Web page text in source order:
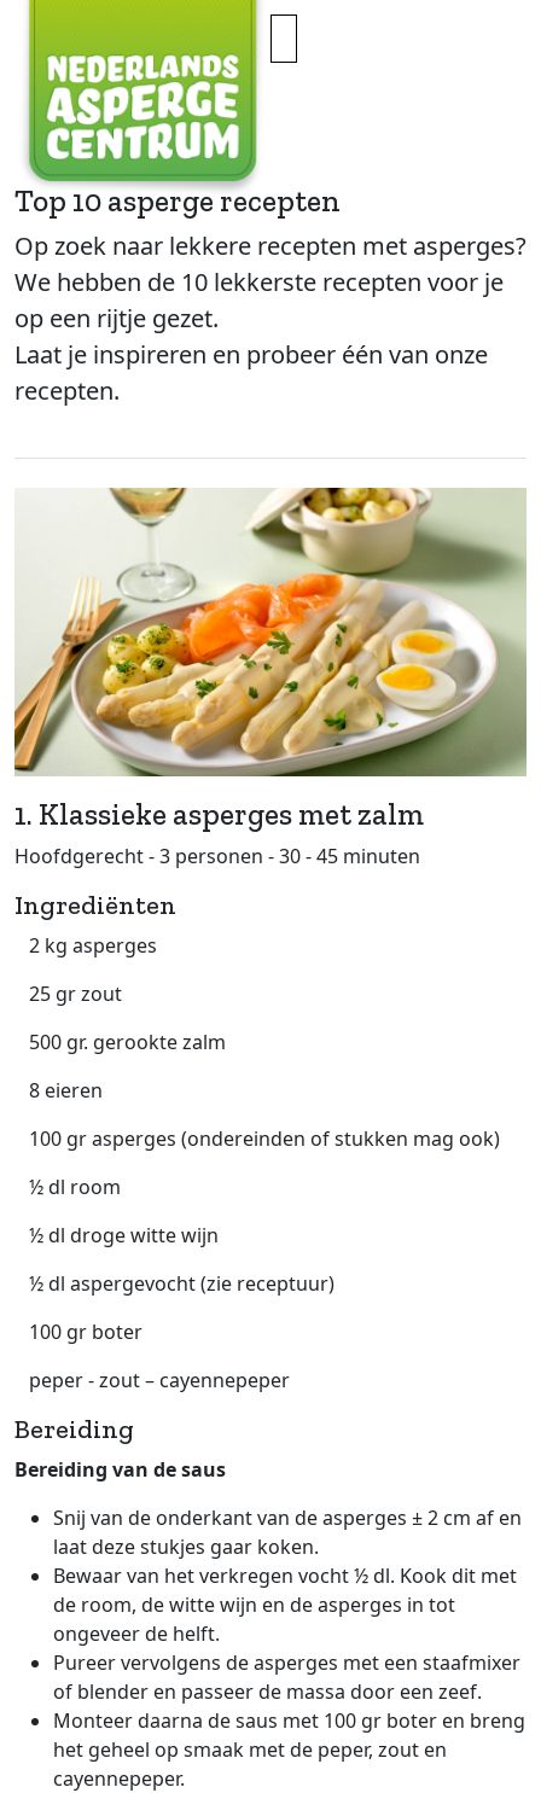
Top 10 asperge recepten
Op zoek naar lekkere recepten met asperges?
We hebben de 10 lekkerste recepten voor je
op een rijtje gezet.
Laat je inspireren en probeer één van onze
recepten.
1. Klassieke asperges met zalm
Hoofdgerecht - 3 personen - 30 - 45 minuten
Ingrediënten
2 kg asperges
25 gr zout
500 gr. gerookte zalm
8 eieren
100 gr asperges (ondereinden of stukken mag ook)
½ dl room
½ dl droge witte wijn
½ dl aspergevocht (zie receptuur)
100 gr boter
peper - zout – cayennepeper
Bereiding
Bereiding van de saus
Snij van de onderkant van de asperges ± 2 cm af en
laat deze stukjes gaar koken.
Bewaar van het verkregen vocht ½ dl. Kook dit met
de room, de witte wijn en de asperges in tot
ongeveer de helft.
Pureer vervolgens de asperges met een staafmixer
of blender en passeer de massa door een zeef.
Monteer daarna de saus met 100 gr boter en breng
het geheel op smaak met de peper, zout en
cayennepeper.